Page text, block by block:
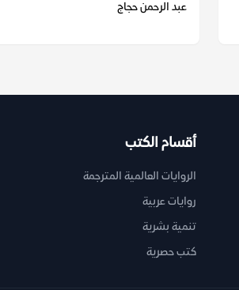
عبد الرحمن حجاج
أقسام الكتب
الروايات العالمية المترجمة
روايات عربية
تنمية بشرية
كتب حصرية